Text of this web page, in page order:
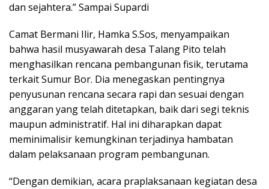
dan sejahtera.” Sampai Supardi
Camat Bermani Ilir, Hamka S.Sos, menyampaikan
bahwa hasil musyawarah desa Talang Pito telah
menghasilkan rencana pembangunan fisik, terutama
terkait Sumur Bor. Dia menegaskan pentingnya
penyusunan rencana secara rapi dan sesuai dengan
anggaran yang telah ditetapkan, baik dari segi teknis
maupun administratif. Hal ini diharapkan dapat
meminimalisir kemungkinan terjadinya hambatan
dalam pelaksanaan program pembangunan.
“Dengan demikian, acara praplaksanaan kegiatan desa